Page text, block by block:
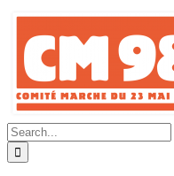
Skip
content
Search
for: